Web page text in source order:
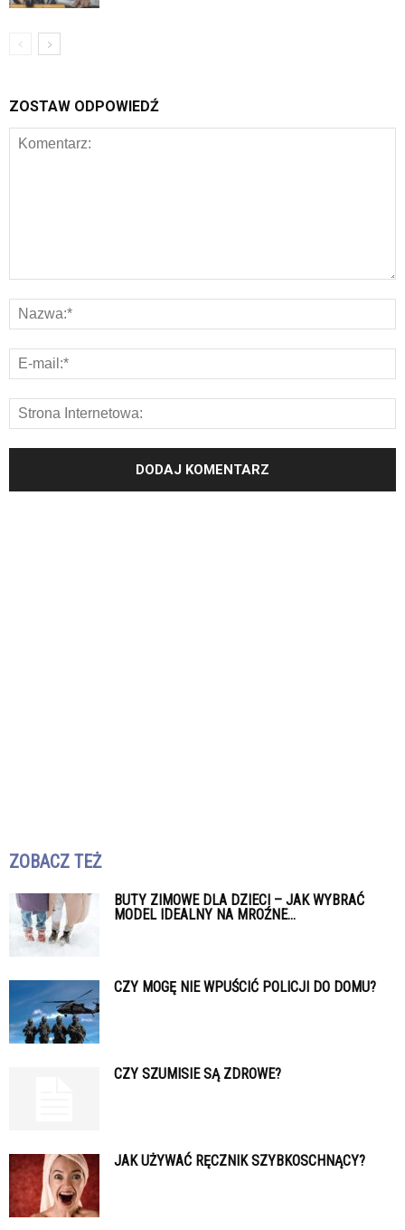
ZOSTAW ODPOWIEDŹ
ZOBACZ TEŻ
BUTY ZIMOWE DLA DZIECI – JAK WYBRAĆ
MODEL IDEALNY NA MROŹNE...
CZY MOGĘ NIE WPUŚCIĆ POLICJI DO DOMU?
CZY SZUMISIE SĄ ZDROWE?
JAK UŻYWAĆ RĘCZNIK SZYBKOSCHNĄCY?